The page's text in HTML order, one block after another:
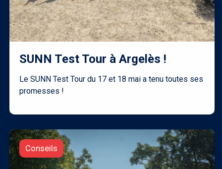
SUNN Test Tour à Argelès !
Le SUNN Test Tour du 17 et 18 mai a tenu toutes ses
promesses !
Conseils